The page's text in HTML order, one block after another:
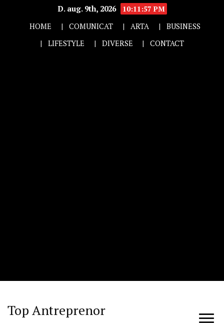
D. aug. 9th, 2026
10:11:58 PM
HOME
COMUNICAT ARTA
BUSINESS
LIFESTYLE
DIVERSE CONTACT
Top Antreprenor